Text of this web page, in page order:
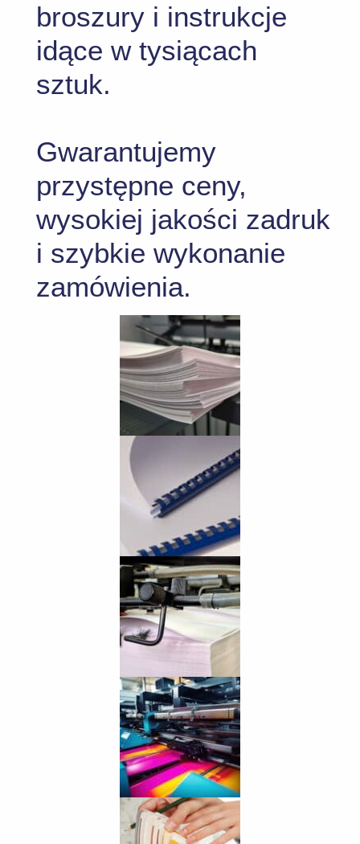
broszury i instrukcje
idące w tysiącach
sztuk.
Gwarantujemy
przystępne ceny,
wysokiej jakości zadruk
i szybkie wykonanie
zamówienia.